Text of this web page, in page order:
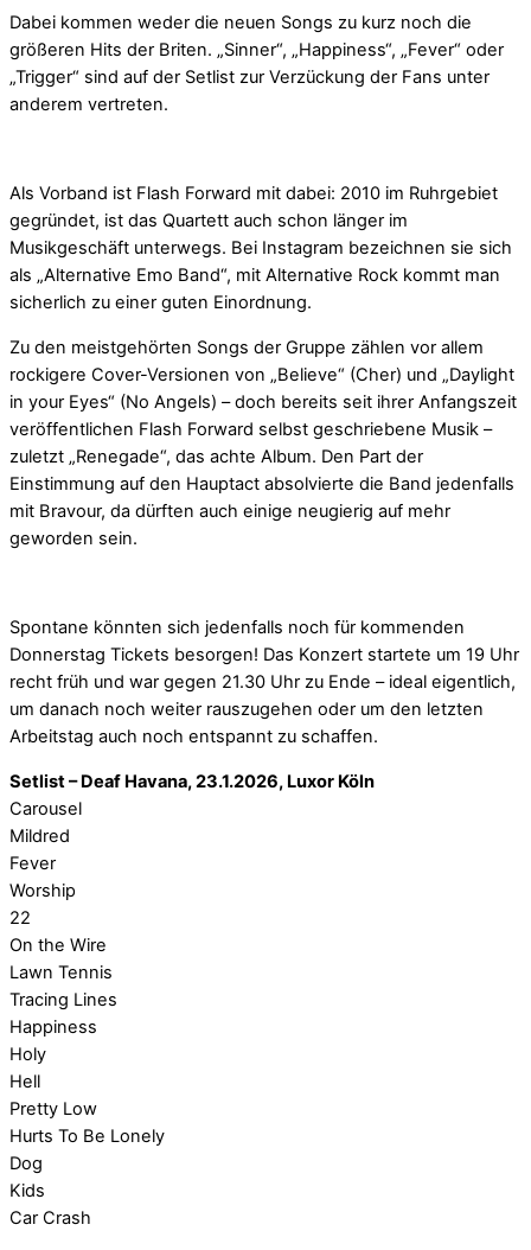
Dabei kommen weder die neuen Songs zu kurz noch die
größeren Hits der Briten. „Sinner“, „Happiness“, „Fever“ oder
„Trigger“ sind auf der Setlist zur Verzückung der Fans unter
anderem vertreten.
Als Vorband ist Flash Forward mit dabei: 2010 im Ruhrgebiet
gegründet, ist das Quartett auch schon länger im
Musikgeschäft unterwegs. Bei Instagram bezeichnen sie sich
als „Alternative Emo Band“, mit Alternative Rock kommt man
sicherlich zu einer guten Einordnung.
Zu den meistgehörten Songs der Gruppe zählen vor allem
rockigere Cover-Versionen von „Believe“ (Cher) und „Daylight
in your Eyes“ (No Angels) – doch bereits seit ihrer Anfangszeit
veröffentlichen Flash Forward selbst geschriebene Musik –
zuletzt „Renegade“, das achte Album. Den Part der
Einstimmung auf den Hauptact absolvierte die Band jedenfalls
mit Bravour, da dürften auch einige neugierig auf mehr
geworden sein.
Spontane könnten sich jedenfalls noch für kommenden
Donnerstag Tickets besorgen! Das Konzert startete um 19 Uhr
recht früh und war gegen 21.30 Uhr zu Ende – ideal eigentlich,
um danach noch weiter rauszugehen oder um den letzten
Arbeitstag auch noch entspannt zu schaffen.
Setlist – Deaf Havana, 23.1.2026, Luxor Köln
Carousel
Mildred
Fever
Worship
22
On the Wire
Lawn Tennis
Tracing Lines
Happiness
Holy
Hell
Pretty Low
Hurts To Be Lonely
Dog
Kids
Car Crash